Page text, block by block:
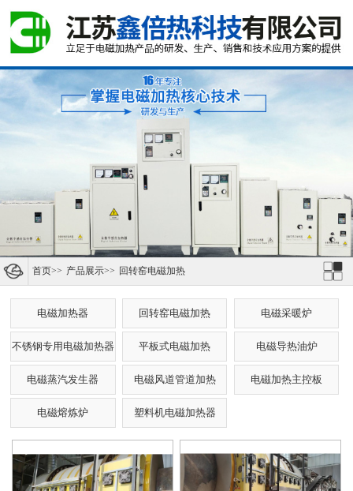
首页>> 产品展示>> 回转窑电磁加热
电磁加热器 回转窑电磁加热 电磁采暖炉
不锈钢专用电磁加热器 平板式电磁加热 电磁导热油炉
电磁蒸汽发生器 电磁风道管道加热 电磁加热主控板
电磁熔炼炉 塑料机电磁加热器